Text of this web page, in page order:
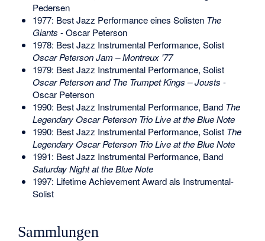
Pedersen
1977: Best Jazz Performance eines Solisten The
Giants - Oscar Peterson
1978: Best Jazz Instrumental Performance, Solist
Oscar Peterson Jam – Montreux '77
1979: Best Jazz Instrumental Performance, Solist
Oscar Peterson and The Trumpet Kings – Jousts -
Oscar Peterson
1990: Best Jazz Instrumental Performance, Band The
Legendary Oscar Peterson Trio Live at the Blue Note
1990: Best Jazz Instrumental Performance, Solist The
Legendary Oscar Peterson Trio Live at the Blue Note
1991: Best Jazz Instrumental Performance, Band
Saturday Night at the Blue Note
1997: Lifetime Achievement Award als Instrumental-
Solist
Sammlungen